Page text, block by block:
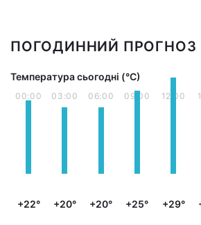
ПОГОДИННИЙ ПРОГНОЗ
Температура сьогодні (°С)
00:00
+22°
03:00
+20°
06:00
+20°
09:00
+25°
12:00
+29°